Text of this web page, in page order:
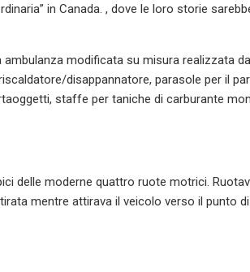
in Canada. , dove le loro storie
modificata su misura realizzata
disappannatore, parasole per il
staffe per taniche di carburante
delle moderne quattro ruote motrici.
mentre attirava il veicolo verso il punto